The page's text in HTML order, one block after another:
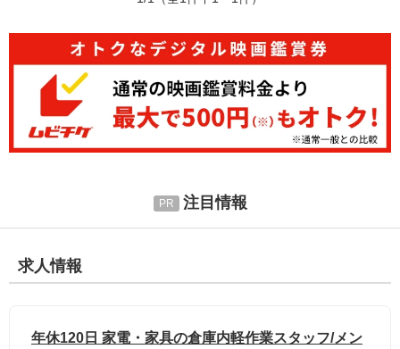
注目情報
求人情報
年休120日 家電・家具の倉庫内軽作業スタッフ/メン